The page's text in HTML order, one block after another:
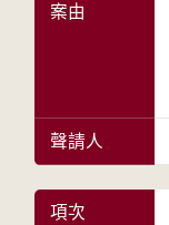
案由
聲請人
項次